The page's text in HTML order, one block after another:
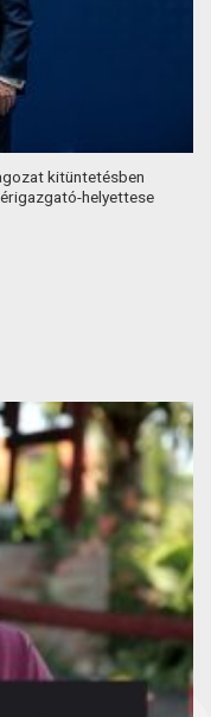
kitüntetésben
helyettese